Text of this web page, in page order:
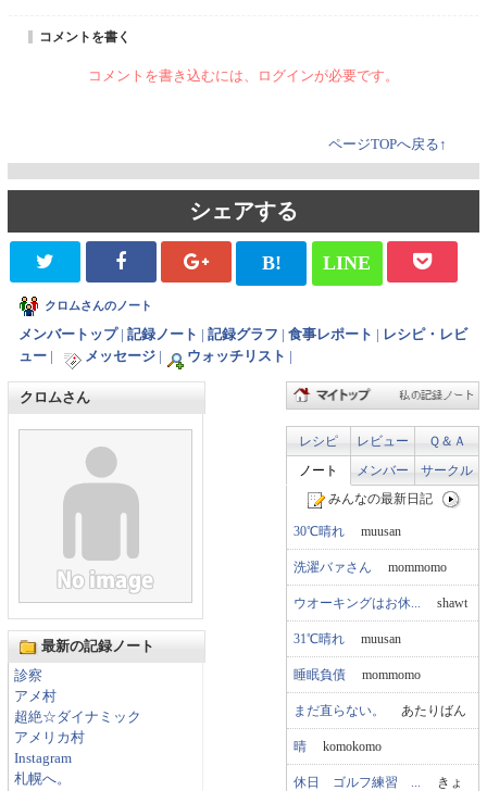
コメントを書く
コメントを書き込むには、ログインが必要です。
ページTOPへ戻る↑
シェアする
B! LINE
クロムさんのノート
メンバートップ| 記録ノート 記録グラフ 食事レポート
レシピ・レビ
ュー
メッセージ ウォッチリスト
クロムさん
最新の記録ノート
診察
アメ村
超絶☆ダイナミック
アメリカ村
Instagram
札幌へ。
レシピ レビュー
Ｑ＆Ａ
ノート
メンバー
サークル
みんなの最新日記
30℃晴れ muusan
洗濯バァさん mommomo
ウオーキングはお休... shawt
31℃晴れ muusan
睡眠負債 mommomo
まだ直らない。 あたりばん
晴 komokomo
休日 ゴルフ練習 ...
きょ